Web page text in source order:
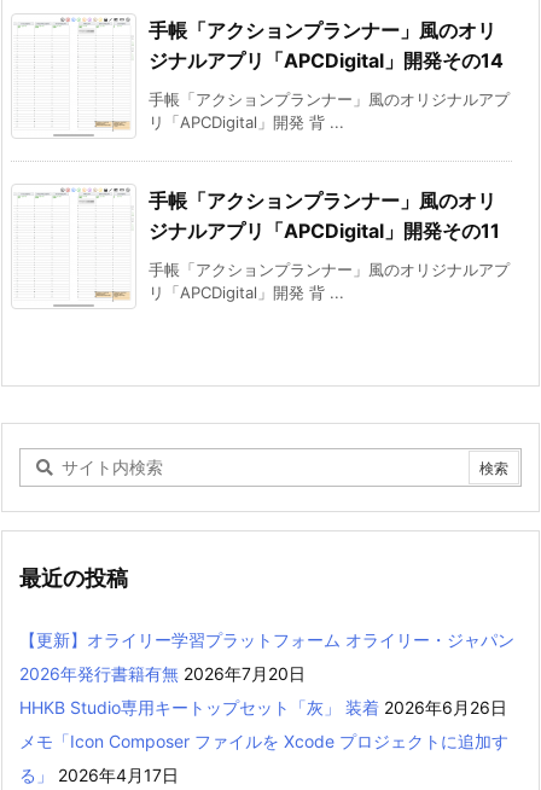
手帳「アクションプランナー」風のオリ
ジナルアプリ「APCDigital」開発その14
手帳「アクションプランナー」風のオリジナルアプ
リ「APCDigital」開発 背 ...
手帳「アクションプランナー」風のオリ
ジナルアプリ「APCDigital」開発その11
手帳「アクションプランナー」風のオリジナルアプ
リ「APCDigital」開発 背 ...
最近の投稿
【更新】オライリー学習プラットフォーム オライリー・ジャパン
2026年発行書籍有無 2026年7月20日
HHKB Studio専用キートップセット「灰」 装着 2026年6月26日
メモ「Icon Composer ファイルを Xcode プロジェクトに追加す
る」
2026年4月17日